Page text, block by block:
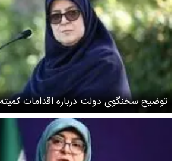
توضیح سخنگوی دولت درباره اقدامات
حوادث دی‌ماه